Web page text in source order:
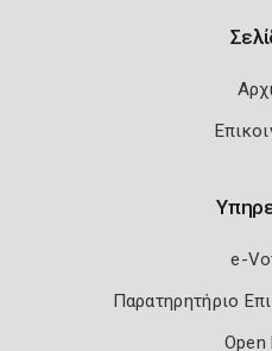
e-
Παρατηρητήριο
Open